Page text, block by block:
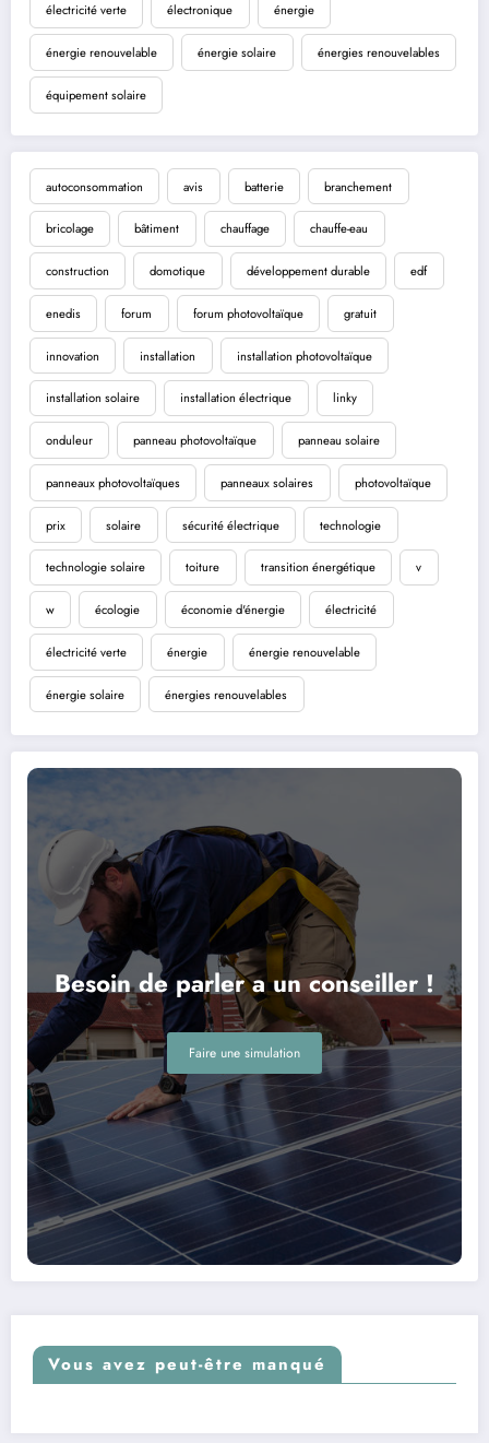
électricité verte électronique énergie
énergie renouvelable énergie solaire énergies renouvelables
équipement solaire
autoconsommation avis batterie branchement
bricolage bâtiment chauffage chauffe-eau
construction domotique développement durable edf
enedis forum forum photovoltaïque gratuit
innovation installation installation photovoltaïque
installation solaire installation électrique linky
onduleur panneau photovoltaïque panneau solaire
panneaux photovoltaïques panneaux solaires photovoltaïque
prix solaire sécurité électrique technologie
technologie solaire toiture transition énergétique v
w écologie économie d'énergie électricité
électricité verte énergie énergie renouvelable
énergie solaire énergies renouvelables
Besoin de parler a un conseiller !
Faire une simulation
Vous avez peut-être manqué